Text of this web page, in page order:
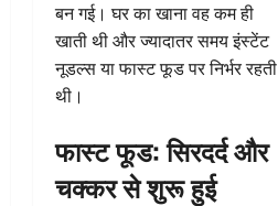
बन गई। घर का खाना वह कम ही
खाती थी और ज्यादातर समय इंस्टेंट
नूडल्स या फास्ट फूड पर निर्भर रहती
थी।
फास्ट फूड: सिरदर्द और
चक्कर से शुरू हुई